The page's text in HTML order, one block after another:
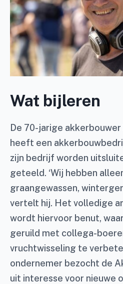
Wat bijleren
De 70-jarige
heeft een
zijn bedrijf worden
geteeld. ‘Wij hebben
graangewassen,
vertelt hij. Het volledige
wordt hiervoor benut,
geruild met collega-
vruchtwisseling te
ondernemer bezocht de
uit interesse voor nieuwe